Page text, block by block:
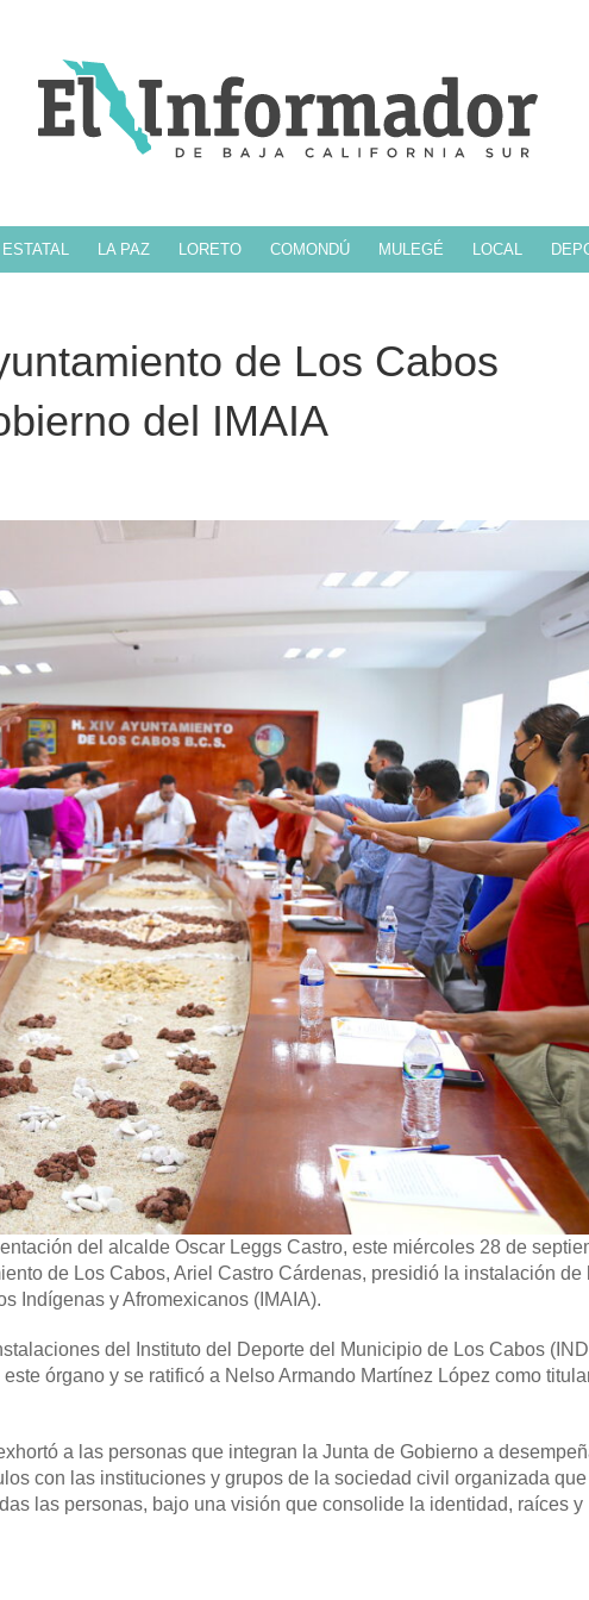
ESTATAL LA PAZ LORETO COMONDÚ MULEGÉ LOCAL
de Los Cabos
del IMAIA
del alcalde Oscar Leggs Castro, este miércoles 28 de
de Los Cabos, Ariel Castro Cárdenas, presidió la instalación de
Indígenas y Afromexicanos (IMAIA).
del Instituto del Deporte del Municipio de Los Cabos
órgano y se ratificó a Nelso Armando Martínez López como
a las personas que integran la Junta de Gobierno a
con las instituciones y grupos de la sociedad civil organizada que
las personas, bajo una visión que consolide la identidad, raíces y